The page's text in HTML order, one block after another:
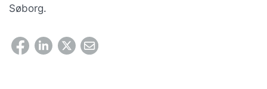
Søborg.